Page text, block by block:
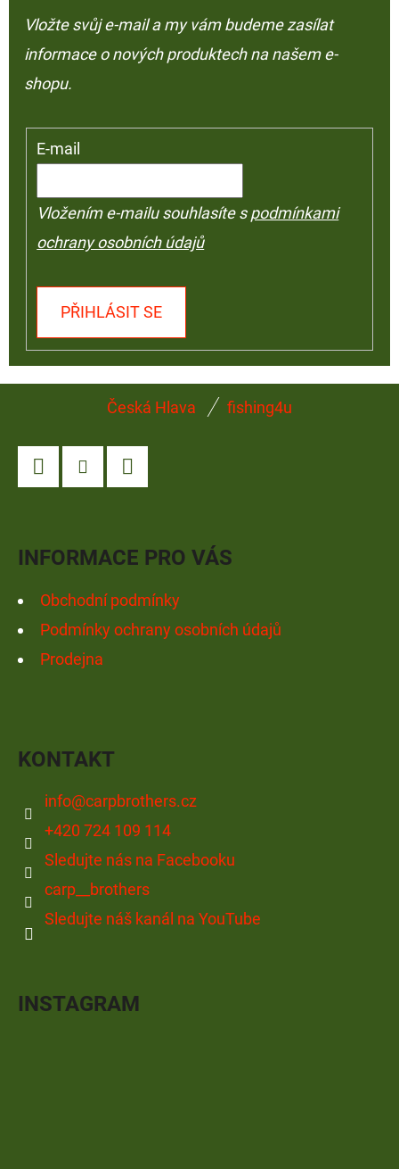
Vložte svůj e-mail a my vám budeme zasílat
informace o nových produktech na našem e-
shopu.
E-mail
Vložením e-mailu souhlasíte spodmínkami
ochrany osobních údajů
PŘIHLÁSIT SE
Česká Hlava fishing4u
INFORMACE PRO VÁS
Obchodní podmínky
Podmínky ochrany osobních údajů
Prodejna
KONTAKT
info@carpbrothers.cz
+420 724 109 114
Sledujte nás na Facebooku
carp__brothers
Sledujte náš kanál na YouTube
INSTAGRAM